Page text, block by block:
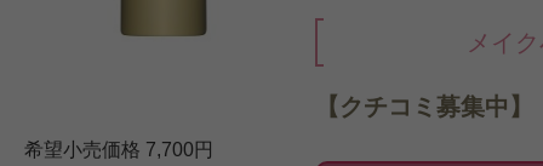
メイ
希望小売価格 7,700円
【クチコミ募集中】